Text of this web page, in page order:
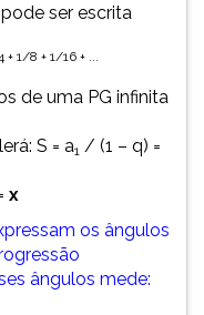
ser escrita
+ 1/8 + 1/16 + ...
de uma PG infinita
S = a1 / (1 – q) =
x
os ângulos
ângulos mede: